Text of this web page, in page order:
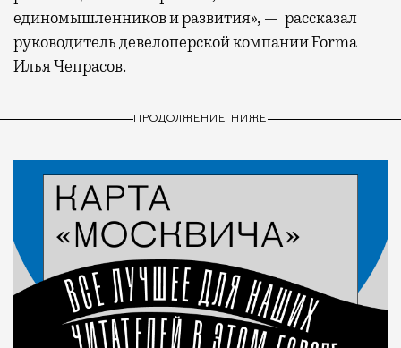
единомышленников и развития», — рассказал
руководитель девелоперской компании Forma
Илья Чепрасов.
ПРОДОЛЖЕНИЕ НИЖЕ